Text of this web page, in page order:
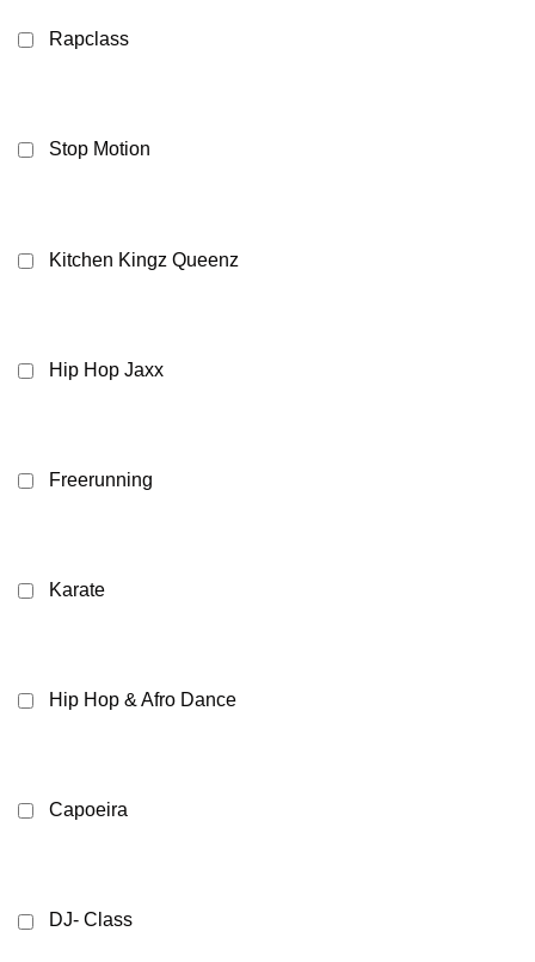
Rapclass
Stop Motion
Kitchen Kingz Queenz
Hip Hop Jaxx
Freerunning
Karate
Hip Hop & Afro Dance
Capoeira
DJ- Class